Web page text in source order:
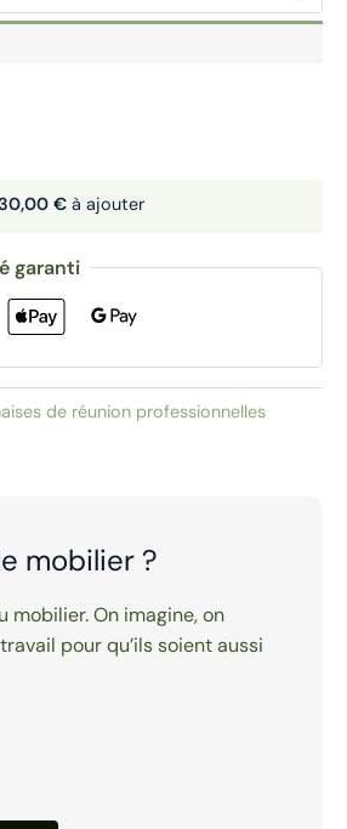
garanti
de réunion professionnelles
€ à ajouter
mobilier ?
mobilier. On imagine, on
pour qu’ils soient aussi